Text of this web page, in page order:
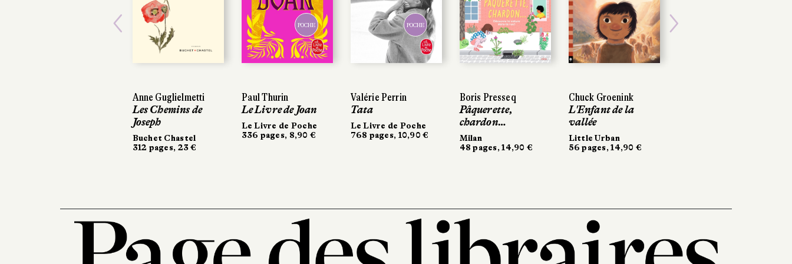
Anne Guglielmetti
Les Chemins de
Joseph
Buchet Chastel
312 pages, 23 €
POCHE
Paul Thurin
Le Livre de Joan
Le Livre de Poche
336 pages, 8,90 €
POCHE
Valérie Perrin
Tata
Le Livre de Poche
768 pages, 10,90 €
Boris Presseq
Pâquerette,
chardon…
Milan
48 pages, 14,90 €
Chuck Groenink
L'Enfant de la
vallée
Little Urban
56 pages, 14,90 €
POCHE
Paul Thurin
Le Livre de Joan
Le Livre de Poche
336 pages, 8,90 €
POCHE
Valérie Perrin
Tata
Le Livre de Poche
768 pages, 10,90 €
Boris Presseq
Pâquerette,
chardon…
Milan
48 pages, 14,90 €
Chuck Groenink
L'Enfant de la
vallée
Little Urban
56 pages, 14,90 €
Previous